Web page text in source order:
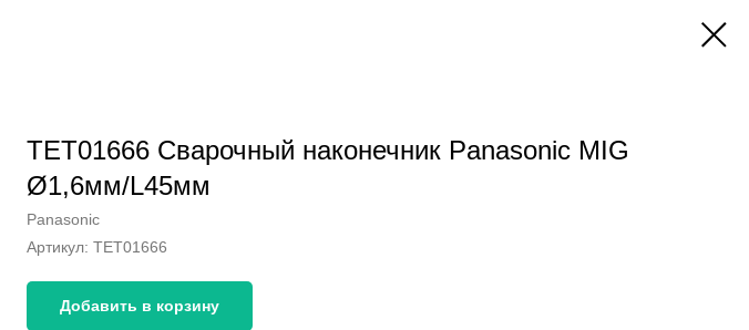
TET01666 Cварочный наконечник Panasonic MIG
Ø1,6мм/L45мм
Panasonic
Артикул: TET01666
Добавить в корзину